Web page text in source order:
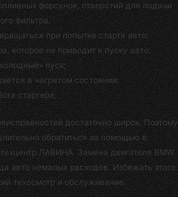
форсунок, отверстий для подачи
фильтра.
при попытке старта авто;
которое не приводит к пуску авто;
пуск;
в нагретом состоянии;
стартера;
достаточно широк. Поэтому
обратиться за помощью в
ЛАВИНА. Замена двигателя BMW
авто немалых расходов. Избежать этого
техосмотр и обслуживание.